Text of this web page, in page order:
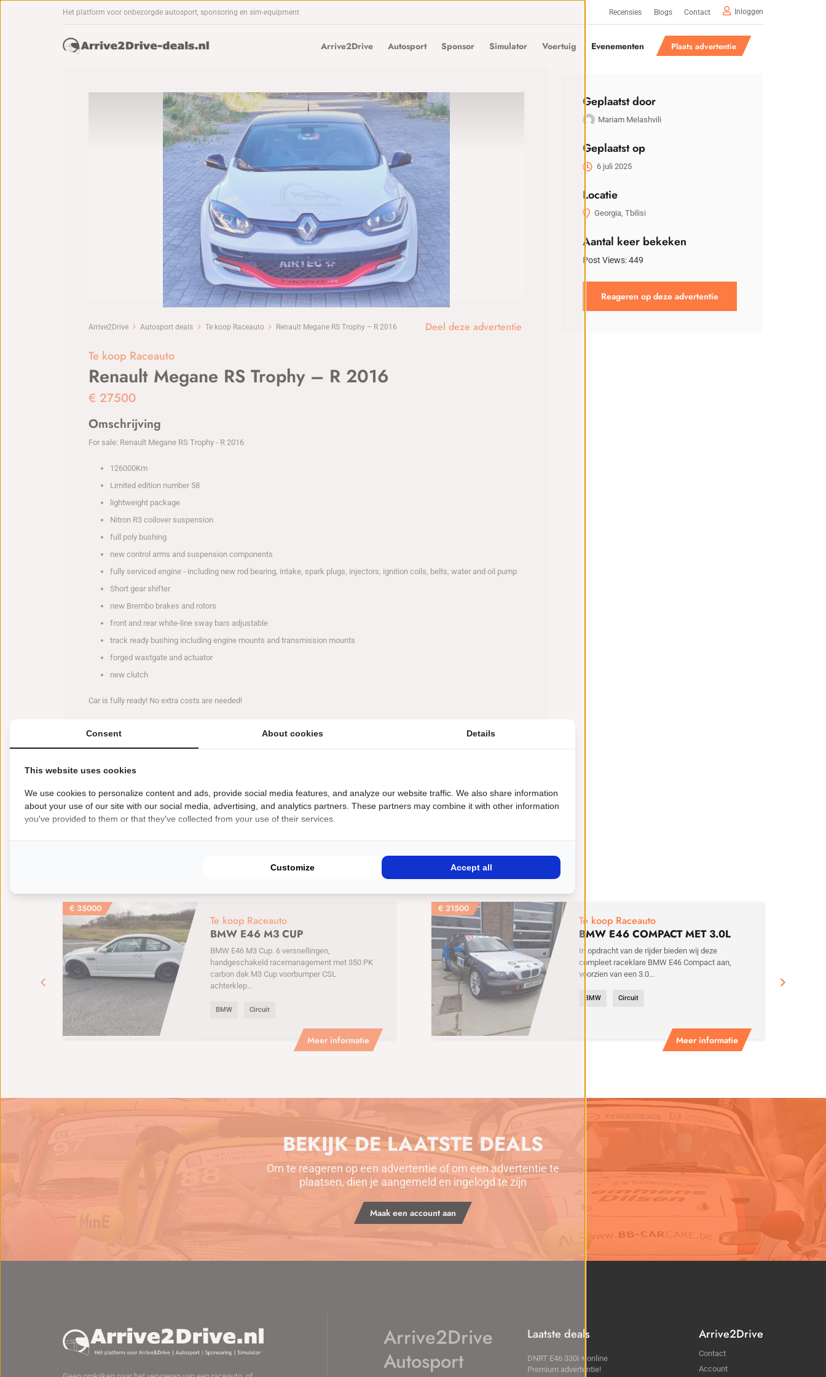
Het platform voor onbezorgde autosport, sponsoring en sim-equipment Recensies Blogs Contact Inloggen
Arrive2Drive Autosport Sponsor Simulator Voertuig Evenementen Plaats advertentie
Arrive2Drive Autosport deals Te koop Raceauto Renault Megane RS Trophy – R 2016 Deel deze advertentie
Te koop Raceauto
Renault Megane RS Trophy – R 2016
€ 27500
Omschrijving
For sale: Renault Megane RS Trophy - R 2016
126000Km
Limited edition number 58
lightweight package
Nitron R3 coilover suspension
full poly bushing
new control arms and suspension components
fully serviced engine - including new rod bearing, intake, spark plugs, injectors, ignition coils, belts, water and oil pump
Short gear shifter
new Brembo brakes and rotors
front and rear white-line sway bars adjustable
track ready bushing including engine mounts and transmission mounts
forged wastgate and actuator
new clutch
Car is fully ready! No extra costs are needed!
Kenmerken
Specifiek voor: Trackday
Geplaatst door
Mariam Melashvili
Geplaatst op
6 juli 2025
Locatie
Georgia, Tbilisi
Aantal keer bekeken
Post Views:449
Reageren op deze advertentie
€ 35000
Meer informatie
Te koop Raceauto
BMW E46 M3 CUP
BMW E46 M3 Cup. 6 versnellingen,
handgeschakeld racemanagement met 350 PK
carbon dak M3 Cup voorbumper CSL
achterklep...
BMW Circuit
€ 21500
Meer informatie
Te koop Raceauto
BMW E46 COMPACT MET 3.0L
MOTOR
In opdracht van de rijder bieden wij deze
compleet raceklare BMW E46 Compact aan,
voorzien van een 3.0...
BMW Circuit
BEKIJK DE LAATSTE DEALS
Om te reageren op een advertentie of om een advertentie te
plaatsen, dien je aangemeld en ingelogd te zijn
Maak een account aan
Arrive2Drive
Autosport
Laatste deals
DNRT E46 330i + online
Premium advertentie!
Arrive2Drive
Contact
Account
Consent About cookies Details
This website uses cookies
We use cookies to personalize content and ads, provide social media features, and analyze our website traffic. We also share information
about your use of our site with our social media, advertising, and analytics partners. These partners may combine it with other information
you've provided to them or that they've collected from your use of their services.
Customize Accept all